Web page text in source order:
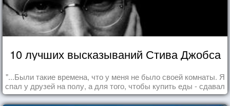
10 лучших высказываний Стива Джобса
"...Были такие времена, что у меня не было своей комнаты. Я
спал у друзей на полу, а для того, чтобы купить еды - сдавал
бутылки из под кока-колы"